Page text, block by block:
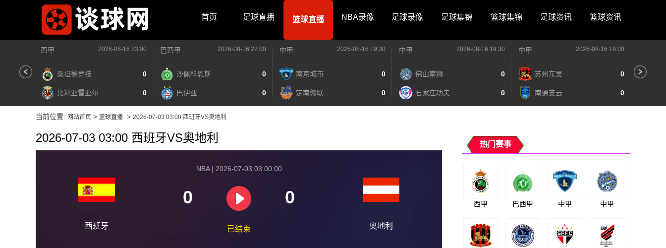
首页 足球直播 篮球直播 NBA录像 足球录像 足球集锦 篮球集锦 足球资讯 篮球资讯
西甲 2026-08-16 23:00
桑坦德竞技 0
比利亚雷亚尔 0
巴西甲 2026-08-16 22:00
沙佩科恩斯 0
巴伊亚 0
中甲 2026-08-16 19:30
南京城市 0
定南赣联 0
中甲 2026-08-16 19:30
佛山南狮 0
石家庄功夫 0
中甲 2026-08-16 19:00
苏州东吴 0
南通支云 0
当前位置: 网站首页 > 篮球直播 > 2026-07-03 03:00 西班牙VS奥地利
2026-07-03 03:00 西班牙VS奥地利
西班牙
NBA | 2026-07-03 03:00:00
0 0
已结束 奥地利
热门赛事
西甲 巴西甲 中甲 中甲